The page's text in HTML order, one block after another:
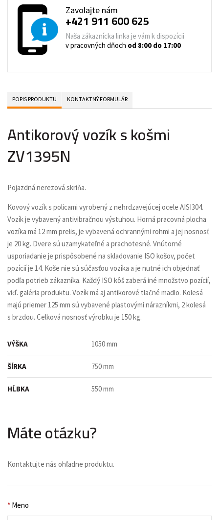
Zavolajte nám
+421 911 600 625
Naša zákaznícka linka je vám k dispozícii
v pracovných dňoch od 8:00 do 17:00
POPIS PRODUKTU KONTAKTNÝ FORMULÁR
Antikorový vozík s košmi
ZV1395N
Pojazdná nerezová skriňa.
Kovový vozík s policami vyrobený z nehrdzavejúcej ocele AISI304.
Vozík je vybavený antivibračnou výstuhou. Horná pracovná plocha
vozíka má 12 mm prelis, je vybavená ochrannými rohmi a jej nosnosť
je 20 kg. Dvere sú uzamykateľné a prachotesné. Vnútorné
usporiadanie je prispôsobené na skladovanie ISO košov, počet
pozícií je 14. Koše nie sú súčasťou vozíka a je nutné ich objednať
podľa potrieb zákazníka. Každý ISO kôš zaberá iné množstvo pozícií,
viď. galéria produktu. Vozík má aj antikorové tlačné madlo. Kolesá
majú priemer 125 mm sú vybavené plastovými nárazníkmi, 2 kolesá
s brzdou. Celková nosnosť výrobku je 150 kg.
VÝŠKA 1050 mm
ŠÍRKA 750 mm
HĹBKA 550 mm
Máte otázku?
Kontaktujte nás ohľadne produktu.
* Meno